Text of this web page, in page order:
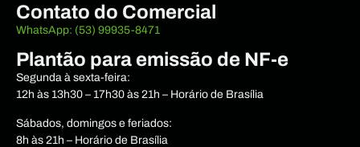
Contato do Comercial
WhatsApp: (53) 99935-8471
Plantão para emissão de NF-e
Segunda à sexta-feira:
12h às 13h30 – 17h30 às 21h – Horário de Brasília
Sábados, domingos e feriados:
8h às 21h – Horário de Brasília